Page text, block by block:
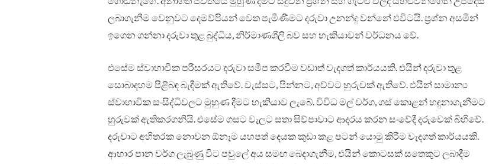
ලබාගැනීම වෙනුවට දෙමව්පියන් වෙත පැමිණීමට දරුවා උනන්දු වන්නේ එවිටයි. ප්‍රශ්න අසමින්
ඉගෙන ගන්නා දරුවා තුළ බුද්ධිය, නිර්මාණශීලි බව සහ හැකියාවන් වර්ධනය වේ.
එසේම ස්වාභාවික පරිසරයට දරුවා සමීප කරවීම වඩාත් වැදගත් කාර්යයකි. එයින් දරුවා තුළ
සොබාදහම පිළිබඳ බැඳීමක් ඇතිවේ. වැස්සට, පින්නට, අව්වට හුරුවක් ඇතිවේ. එයින් සාමාන්‍ය
ස්වාභාවික සංසිද්ධිවලට මුහුණ දීමට හැකියාව ලැබේ. විවිධ මල් වර්ග, ගස් කොළන් හඳුනාගැනීමට
හුරුවක් ඇතිකරගනියි. එසේම ගසට වැලට සතා සිව්පාවාට ආදරය කරන සංවේදී දරුවෙක් බිහිවේ.
දරුවාට අහිතරක නොවන ඕනෑම යහපත් දෙයක කුඩා කළ පටන් යොමු කිරීම වැදගත් කාර්යයකි.
ආහාර පාන වර්ග ලැබුණු විට පවුලේ අය සමඟ බෙදාගැනීම, එයින් කොටසක් සතෙකුට ලබාදීම